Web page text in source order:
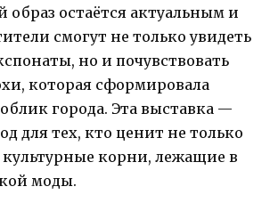
образ остаётся актуальным и
смогут не только увидеть
но и почувствовать
которая сформировала
города. Эта выставка —
для тех, кто ценит не только
культурные корни, лежащие в
моды.